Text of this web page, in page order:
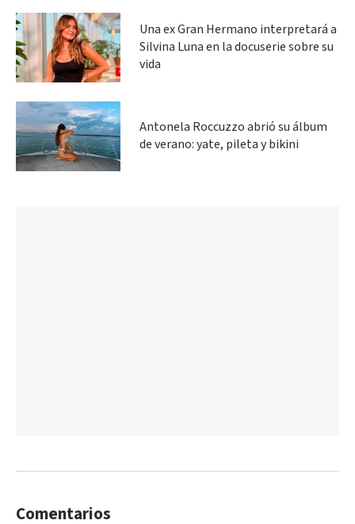
Una ex Gran Hermano interpretará a
Silvina Luna en la docuserie sobre su
vida
Antonela Roccuzzo abrió su álbum
de verano: yate, pileta y bikini
Comentarios